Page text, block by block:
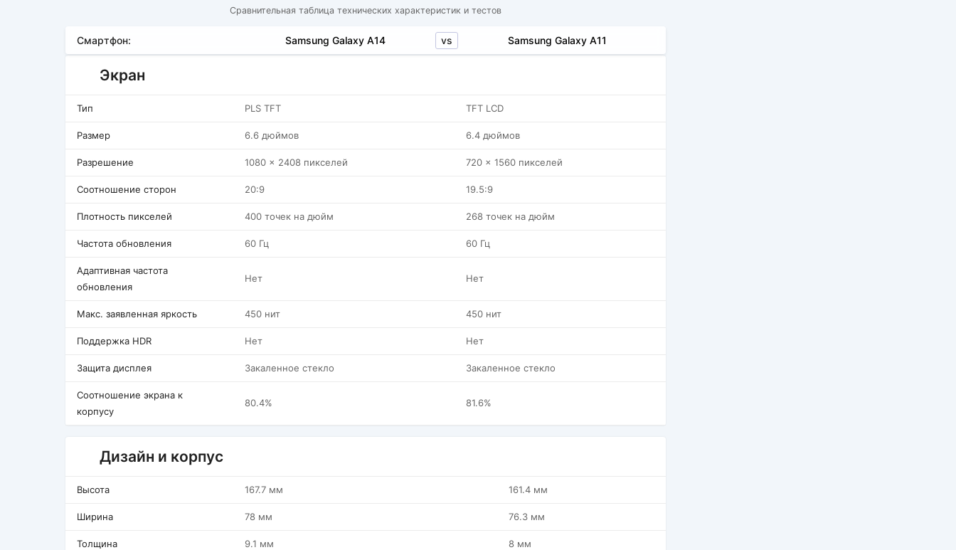
Сравнительная таблица технических характеристик и тестов
Смартфон: Samsung Galaxy A14 vs Samsung Galaxy A11
Экран
Тип PLS TFT TFT LCD
Размер 6.6 дюймов 6.4 дюймов
Разрешение 1080 x 2408 пикселей 720 x 1560 пикселей
Соотношение сторон 20:9 19.5:9
Плотность пикселей 400 точек на дюйм 268 точек на дюйм
Частота обновления 60 Гц 60 Гц
Адаптивная частота
обновления
Нет Нет
Макс. заявленная яркость 450 нит 450 нит
Поддержка HDR Нет Нет
Защита дисплея Закаленное стекло Закаленное стекло
Соотношение экрана к
корпусу
80.4% 81.6%
Дизайн и корпус
Высота 167.7 мм 161.4 мм
Ширина 78 мм 76.3 мм
Толщина 9.1 мм 8 мм